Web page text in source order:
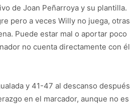
de Joan Peñarroya y su plantilla.
pero a veces Willy no juega, otras
Puede estar mal o aportar poco
no cuenta directamente con él
y 41-47 al descanso después
en el marcador, aunque no es